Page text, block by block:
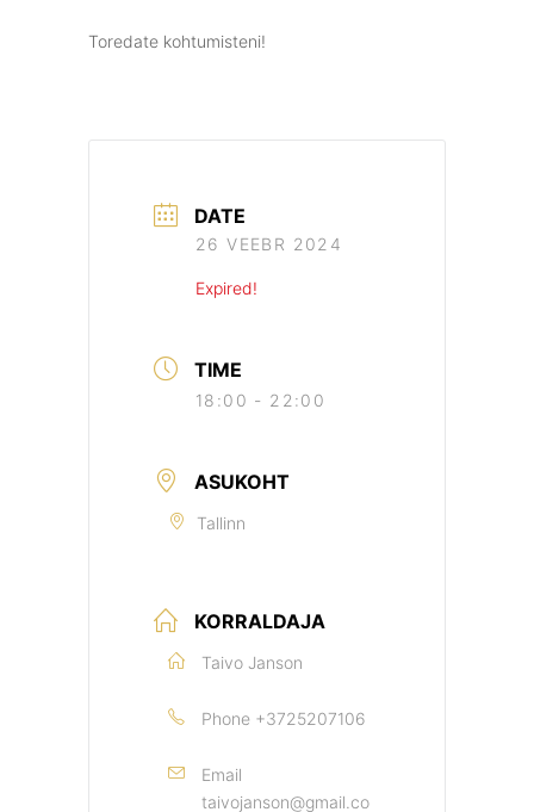
Toredate kohtumisteni!
DATE
26 VEEBR 2024
Expired!
TIME
18:00 - 22:00
ASUKOHT
Tallinn
KORRALDAJA
Taivo Janson
Phone +3725207106
Email
taivojanson@gmail.co